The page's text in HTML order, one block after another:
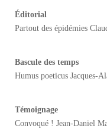
Éditorial
Partout des épidémies
Bascule des temps
Humus poeticus Jacques-
Témoignage
Convoqué ! Jean-Daniel